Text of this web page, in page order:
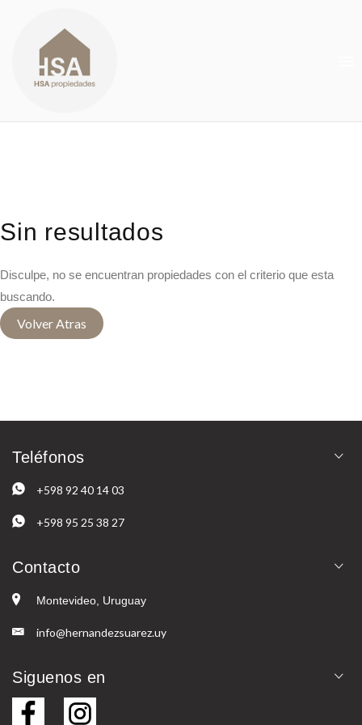
Sin resultados
Disculpe, no se encuentran propiedades con el criterio que esta
buscando.
Volver Atras
Teléfonos
+598 92 40 14 03
+598 95 25 38 27
Contacto
Montevideo, Uruguay
info@hernandezsuarez.uy
Siguenos en